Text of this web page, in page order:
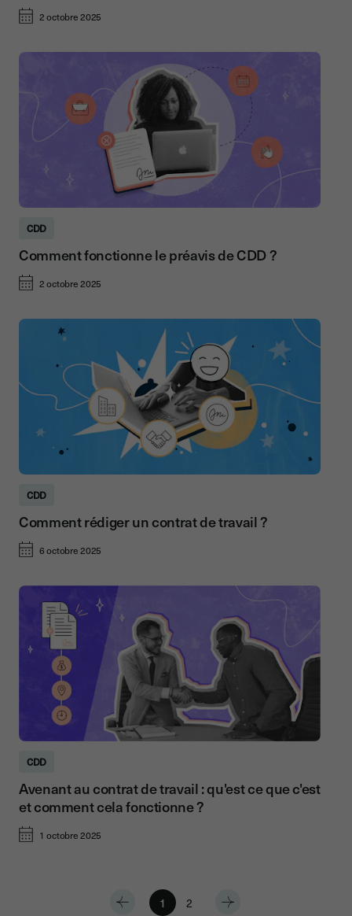
2 octobre 2025
CDD
Comment fonctionne le préavis de CDD ?
2 octobre 2025
CDD
Comment rédiger un contrat de travail ?
6 octobre 2025
CDD
Avenant au contrat de travail : qu'est ce que c'est
et comment cela fonctionne ?
1 octobre 2025
1 2